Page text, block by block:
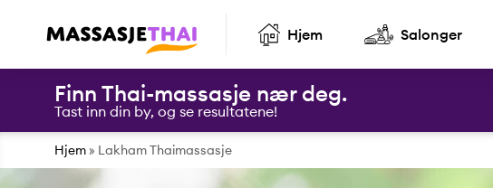
Hjem Salonger
Finn Thai-massasje nær deg.
Tast inn din by, og se resultatene!
Hjem » Lakham Thaimassasje